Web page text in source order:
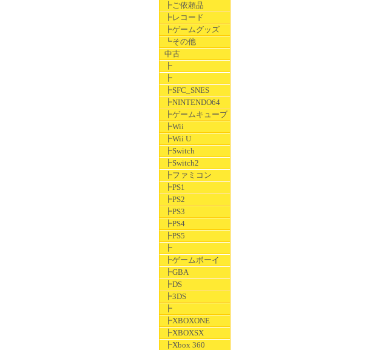
┣ご依頼品
┣レコード
┣ゲームグッズ
┗その他
中古
┣
┣
┣SFC_SNES
┣NINTENDO64
┣ゲームキューブ
┣Wii
┣Wii U
┣Switch
┣Switch2
┣ファミコン
┣PS1
┣PS2
┣PS3
┣PS4
┣PS5
┣
┣ゲームボーイ
┣GBA
┣DS
┣3DS
┣
┣XBOXONE
┣XBOXSX
┣Xbox 360